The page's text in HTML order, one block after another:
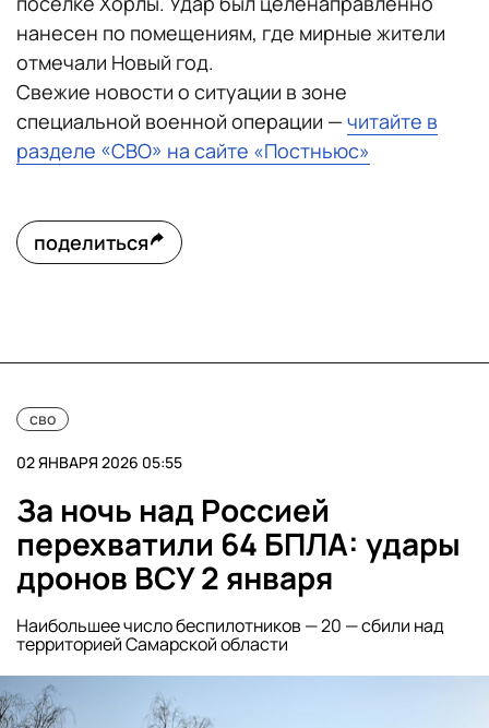
нанесен по помещениям, где мирные жители
отмечали Новый год.
Свежие новости о ситуации в зоне
специальной военной операции — читайте в
разделе «СВО» на сайте «Постньюс»
поделиться
сво
02 ЯНВАРЯ 2026 05:55
За ночь над Россией
перехватили 64 БПЛА: удары
дронов ВСУ 2 января
Наибольшее число беспилотников — 20 — сбили над
территорией Самарской области